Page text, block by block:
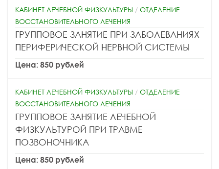
КАБИНЕТ ЛЕЧЕБНОЙ ФИЗКУЛЬТУРЫ / ОТДЕЛЕНИЕ
ВОССТАНОВИТЕЛЬНОГО ЛЕЧЕНИЯ
ГРУППОВОЕ ЗАНЯТИЕ ПРИ ЗАБОЛЕВАНИЯХ
ПЕРИФЕРИЧЕСКОЙ НЕРВНОЙ СИСТЕМЫ
Цена: 850 рублей
КАБИНЕТ ЛЕЧЕБНОЙ ФИЗКУЛЬТУРЫ / ОТДЕЛЕНИЕ
ВОССТАНОВИТЕЛЬНОГО ЛЕЧЕНИЯ
ГРУППОВОЕ ЗАНЯТИЕ ЛЕЧЕБНОЙ
ФИЗКУЛЬТУРОЙ ПРИ ТРАВМЕ
ПОЗВОНОЧНИКА
Цена: 850 рублей